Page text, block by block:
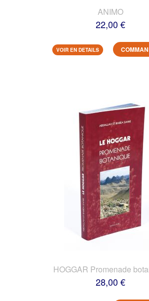
ANIMO
22,00 €
VOIR EN DETAILS
HOGGAR Promenade
28,00 €